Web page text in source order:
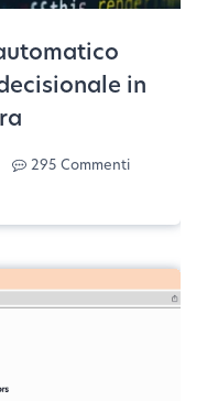
in
295 Commenti